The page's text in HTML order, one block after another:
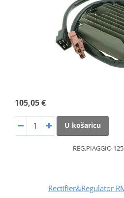
105,05 €
U košaricu
REG.PIAGGIO
Rectifier&Regulator